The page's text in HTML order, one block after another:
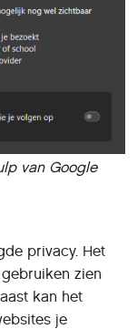
van Google
privacy. Het
zien
kan het
je